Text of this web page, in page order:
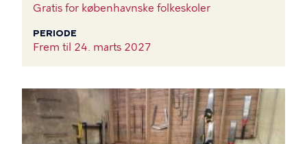
Gratis for københavnske folkeskoler
PERIODE
Frem til 24. marts 2027
BILLEDE